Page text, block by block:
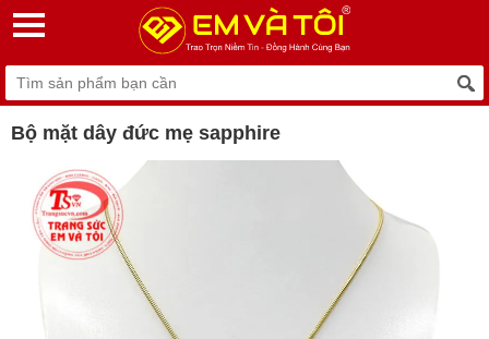
Bộ mặt dây đức mẹ sapphire